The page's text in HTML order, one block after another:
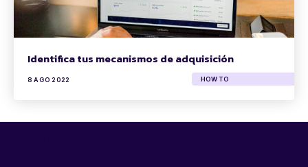
Identifica tus mecanismos de adquisición
8 AGO 2022 HOW TO